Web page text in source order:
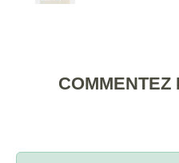
COMMENTEZ